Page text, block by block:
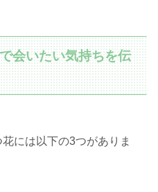
会いたい気持ちを伝
には以下の3つがありま